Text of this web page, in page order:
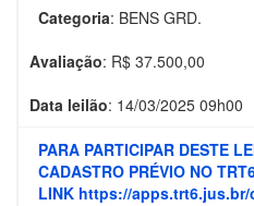
Categoria: BENS GRD.
Avaliação: R$ 37.500,00
Data leilão: 14/03/2025 09h00
PARA PARTICIPAR DESTE
CADASTRO PRÉVIO NO
LINK https://